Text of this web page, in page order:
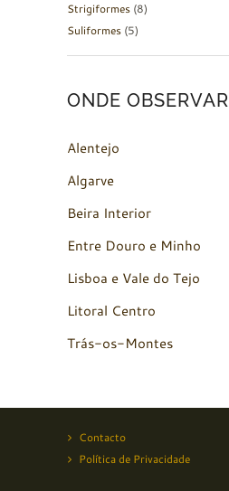
Strigiformes (8)
Suliformes (5)
ONDE OBSERVAR
Alentejo
Algarve
Beira Interior
Entre Douro e Minho
Lisboa e Vale do Tejo
Litoral Centro
Trás-os-Montes
Contacto
Política de Privacidade